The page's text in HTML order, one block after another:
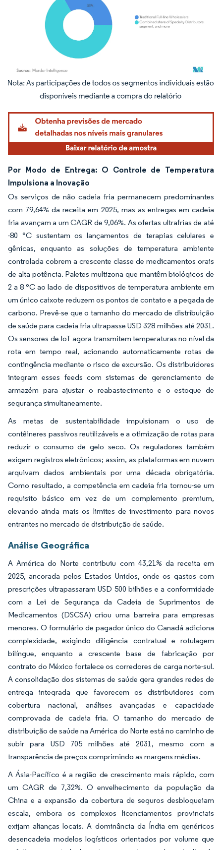
Imagem © Mordor Intelligence. O reuso requer atribuição conforme CC BY 4.0.
Por Modo de Entrega: O Controle de Temperatura
Impulsiona a Inovação
Os serviços de não cadeia fria permanecem predominantes
com 79,64% da receita em 2025, mas as entregas em cadeia
fria avançam a um CAGR de 9,06%. As ofertas ultrafrias de até
-80 °C sustentam os lançamentos de terapias celulares e
gênicas, enquanto as soluções de temperatura ambiente
controlada cobrem a crescente classe de medicamentos orais
de alta potência. Paletes multizona que mantêm biológicos de
2 a 8 °C ao lado de dispositivos de temperatura ambiente em
um único caixote reduzem os pontos de contato e a pegada de
carbono. Prevê-se que o tamanho do mercado de distribuição
de saúde para cadeia fria ultrapasse USD 328 milhões até 2031.
Os sensores de IoT agora transmitem temperaturas no nível da
rota em tempo real, acionando automaticamente rotas de
contingência mediante o risco de excursão. Os distribuidores
integram esses feeds com sistemas de gerenciamento de
armazém para ajustar o reabastecimento e o estoque de
segurança simultaneamente.
As metas de sustentabilidade impulsionam o uso de
contêineres passivos reutilizáveis e a otimização de rotas para
reduzir o consumo de gelo seco. Os reguladores também
exigem registros eletrônicos; assim, as plataformas em nuvem
arquivam dados ambientais por uma década obrigatória.
Como resultado, a competência em cadeia fria tornou-se um
requisito básico em vez de um complemento premium,
elevando ainda mais os limites de investimento para novos
entrantes no mercado de distribuição de saúde.
Análise Geográfica
A América do Norte contribuiu com 43,21% da receita em
2025, ancorada pelos Estados Unidos, onde os gastos com
prescrições ultrapassaram USD 500 bilhões e a conformidade
com a Lei de Segurança da Cadeia de Suprimentos de
Medicamentos (DSCSA) criou uma barreira para empresas
menores. O formulário de pagador único do Canadá adiciona
complexidade, exigindo diligência contratual e rotulagem
bilíngue, enquanto a crescente base de fabricação por
contrato do México fortalece os corredores de carga norte-sul.
A consolidação dos sistemas de saúde gera grandes redes de
entrega integrada que favorecem os distribuidores com
cobertura nacional, análises avançadas e capacidade
comprovada de cadeia fria. O tamanho do mercado de
distribuição de saúde na América do Norte está no caminho de
subir para USD 705 milhões até 2031, mesmo com a
transparência de preços comprimindo as margens médias.
A Ásia-Pacífico é a região de crescimento mais rápido, com
um CAGR de 7,32%. O envelhecimento da população da
China e a expansão da cobertura de seguros desbloqueiam
escala, embora os complexos licenciamentos provinciais
exijam alianças locais. A dominância da Índia em genéricos
desencadeia modelos logísticos orientados por volume que